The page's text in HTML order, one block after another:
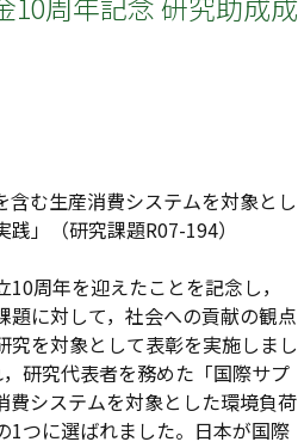
含む生産消費システムを対象とし
」（研究課題R07-194）
周年を迎えたことを記念し，
題に対して，社会への貢献の観点
究を対象として表彰を実施しまし
研究代表者を務めた「国際サプ
費システムを対象とした環境負荷
1つに選ばれました。日本が国際